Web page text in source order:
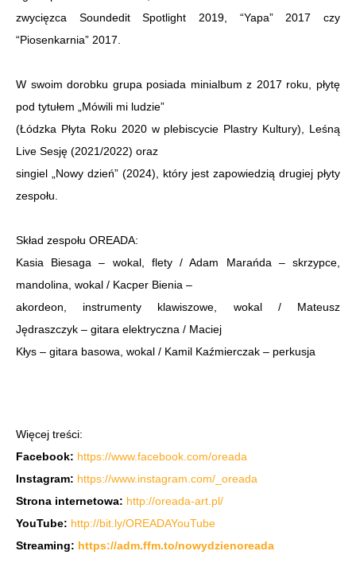
zwycięzca Soundedit Spotlight 2019, “Yapa” 2017 czy
“Piosenkarnia” 2017.
W swoim dorobku grupa posiada minialbum z 2017 roku, płytę
pod tytułem „Mówili mi ludzie”
(Łódzka Płyta Roku 2020 w plebiscycie Plastry Kultury), Leśną
Live Sesję (2021/2022) oraz
singiel „Nowy dzień” (2024), który jest zapowiedzią drugiej płyty
zespołu.
Skład zespołu OREADA:
Kasia Biesaga – wokal, flety / Adam Marańda – skrzypce,
mandolina, wokal / Kacper Bienia –
akordeon, instrumenty klawiszowe, wokal / Mateusz
Jędraszczyk – gitara elektryczna / Maciej
Kłys – gitara basowa, wokal / Kamil Kaźmierczak – perkusja
Więcej treści:
Facebook: https://www.facebook.com/oreada
Instagram: https://www.instagram.com/_oreada
Strona internetowa: http://oreada-art.pl/
YouTube: http://bit.ly/OREADAYouTube
Streaming: https://adm.ffm.to/nowydzienoreada